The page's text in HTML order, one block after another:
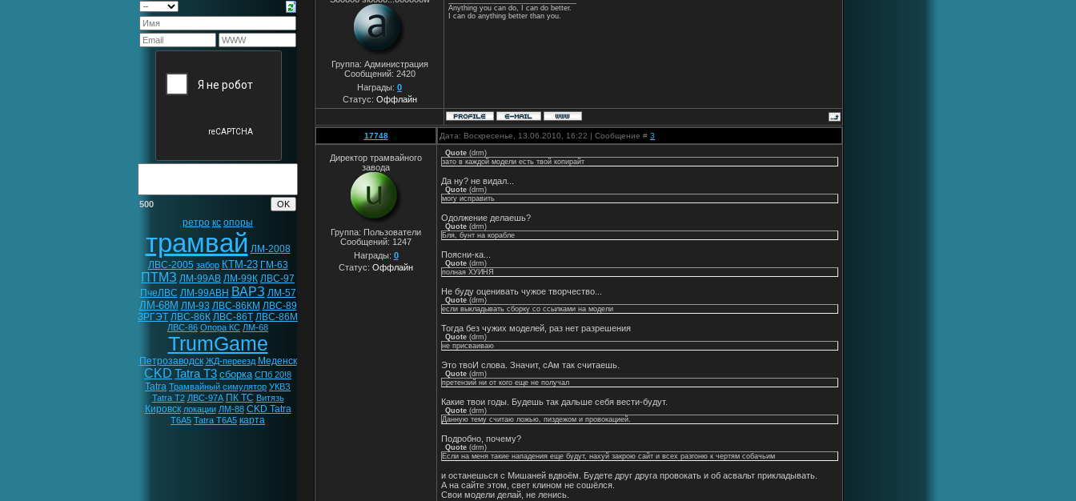
500
ретро кс опоры
трамвай ЛМ-2008
ЛВС-2005 забор КТМ-23 ГМ-63
ПТМЗ ЛМ-99АВ ЛМ-99К ЛВС-97
ПчеЛВС ЛМ-99АВН ВАРЗ ЛМ-57
ЛМ-68М ЛМ-93 ЛВС-86КМ ЛВС-89
ЗРГЭТ ЛВС-86К ЛВС-86Т ЛВС-86М
ЛВС-86 Опора КС ЛМ-68
TrumGame
Петрозаводск ЖД-переезд Меденск
CKD Tatra T3 сборка СПб 20!8
Tatra Трамвайный симулятор УКВЗ
Tatra T2 ЛВС-97А ПК ТС Витязь
Кировск локации ЛМ-88 CKD Tatra
T6A5 Tatra T6A5 карта
Группа: Администрация
Сообщений: 2420
Награды: 0
Статус: Оффлайн
Anything you can do, I can do better.
I can do anything better than you.
17748 Дата: Воскресенье, 13.06.2010, 16:22 | Сообщение # 3
Директор трамвайного
завода
Группа: Пользователи
Сообщений: 1247
Награды: 0
Статус: Оффлайн
Quote (drm)
зато в каждой модели есть твой копирайт
Да ну? не видал...
Quote (drm)
могу исправить
Одолжение делаешь?
Quote (drm)
Бля, бунт на корабле
Поясни-ка...
Quote (drm)
полная ХУЙНЯ
Не буду оценивать чужое творчество...
Quote (drm)
если выкладывать сборку со ссылками на модели
Тогда без чужих моделей, раз нет разрешения
Quote (drm)
не присваиваю
Это твоИ слова. Значит, сАм так считаешь.
Quote (drm)
претензий ни от кого еще не получал
Какие твои годы. Будешь так дальше себя вести-будут.
Quote (drm)
Данную тему считаю ложью, пиздежом и провокацией.
Подробно, почему?
Quote (drm)
Если на меня такие нападения еще будут, нахуй закрою сайт и всех разгоню к чертям собачьим
и останешься с Мишаней вдвоём. Будете друг друга провокать и об асвальт прикладывать.
А на сайте этом, свет клином не сошёлся.
Свои модели делай, не ленись.